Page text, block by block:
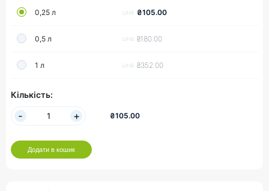
0,25 л ціна ₴105.00
0,5 л ціна ₴180.00
1 л ціна ₴352.00
Кількість:
₴105.00
Додати в кошик